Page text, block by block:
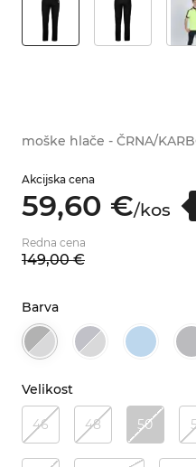
moške hlače - ČRNA/
Akcijska cena
59,60 €/kos
Redna cena
149,00 €
Barva
Velikost
46 48 50